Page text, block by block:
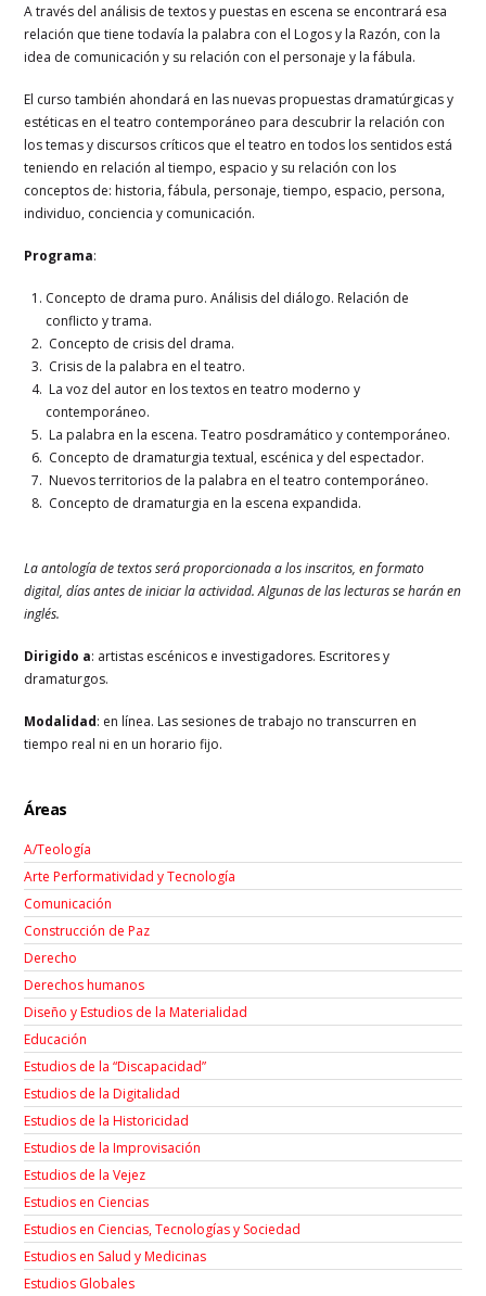
A través del análisis de textos y puestas en escena se encontrará esa
relación que tiene todavía la palabra con el Logos y la Razón, con la
idea de comunicación y su relación con el personaje y la fábula.
El curso también ahondará en las nuevas propuestas dramatúrgicas y
estéticas en el teatro contemporáneo para descubrir la relación con
los temas y discursos críticos que el teatro en todos los sentidos está
teniendo en relación al tiempo, espacio y su relación con los
conceptos de: historia, fábula, personaje, tiempo, espacio, persona,
individuo, conciencia y comunicación.
Programa:
Concepto de drama puro. Análisis del diálogo. Relación de
conflicto y trama.
Concepto de crisis del drama.
Crisis de la palabra en el teatro.
La voz del autor en los textos en teatro moderno y
contemporáneo.
La palabra en la escena. Teatro posdramático y contemporáneo.
Concepto de dramaturgia textual, escénica y del espectador.
Nuevos territorios de la palabra en el teatro contemporáneo.
Concepto de dramaturgia en la escena expandida.
La antología de textos será proporcionada a los inscritos, en formato
digital, días antes de iniciar la actividad. Algunas de las lecturas se harán en
inglés.
Dirigido a: artistas escénicos e investigadores. Escritores y
dramaturgos.
Modalidad: en línea. Las sesiones de trabajo no transcurren en
tiempo real ni en un horario fijo.
Áreas
A/Teología
Arte Performatividad y Tecnología
Comunicación
Construcción de Paz
Derecho
Derechos humanos
Diseño y Estudios de la Materialidad
Educación
Estudios de la “Discapacidad”
Estudios de la Digitalidad
Estudios de la Historicidad
Estudios de la Improvisación
Estudios de la Vejez
Estudios en Ciencias
Estudios en Ciencias, Tecnologías y Sociedad
Estudios en Salud y Medicinas
Estudios Globales